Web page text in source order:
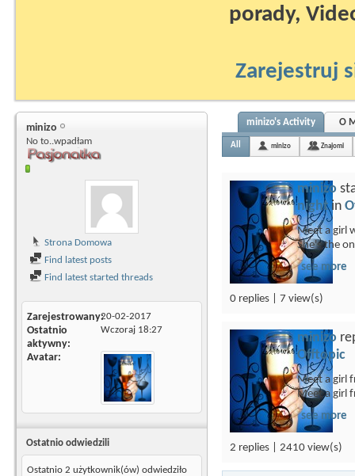
porady,
Zarejestruj
minizo
No to..wpadłam
Strona Domowa
Find latest posts
Find latest started threads
Zarejestrowany20-02-2017
Ostatnio
aktywny
Wczoraj 18:27
Avatar
Ostatnio odwiedzili
Ostatnio 2 użytkownik(ów) odwiedziło
minizo's Activity O
All minizo Znajomi
minizo
nightin
Meet a girl
She's the
see more
0 replies | 7 view(s)
minizo
Offtopic
Meet a girl
Meet a girl
see more
2 replies | 2410 view(s)